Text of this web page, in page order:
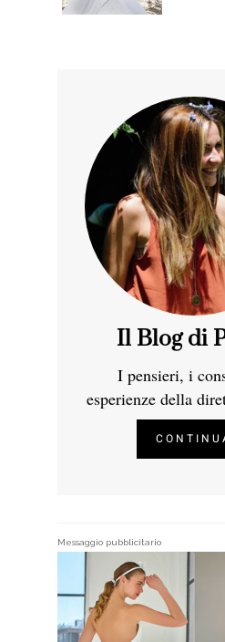
Il Blog di
I pensieri, i
esperienze della
Messaggio pubblicitario